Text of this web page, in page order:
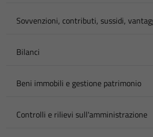
Sovvenzioni, contributi, sussidi,
Bilanci
Beni immobili e gestione patrimonio
Controlli e rilievi sull'amministrazione